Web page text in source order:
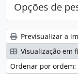
Opções de
Previsualizar a
Visualização em
Ordenar por ordem: